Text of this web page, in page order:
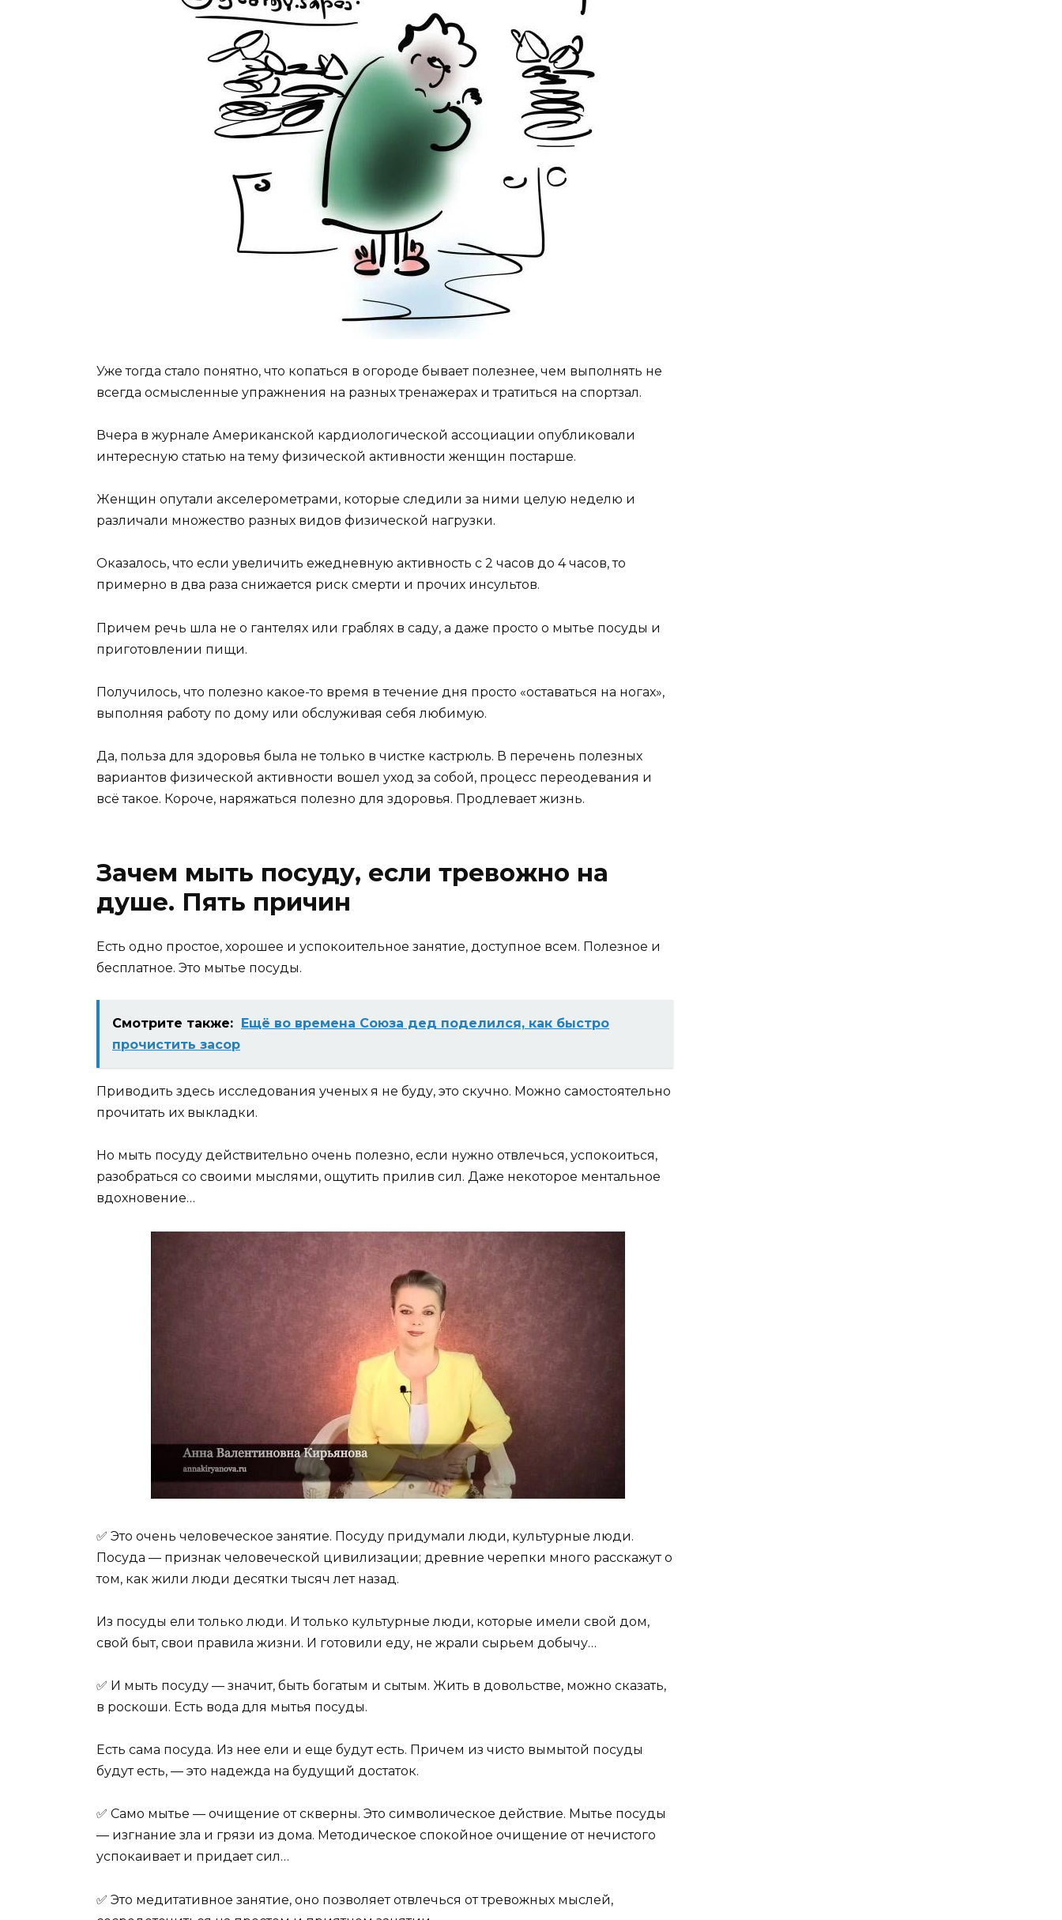
Уже тогда стало понятно, что копаться в огороде бывает полезнее, чем выполнять не
всегда осмысленные упражнения на разных тренажерах и тратиться на спортзал.
Вчера в журнале Американской кардиологической ассоциации опубликовали
интересную статью на тему физической активности женщин постарше.
Женщин опутали акселерометрами, которые следили за ними целую неделю и
различали множество разных видов физической нагрузки.
Оказалось, что если увеличить ежедневную активность с 2 часов до 4 часов, то
примерно в два раза снижается риск смерти и прочих инсультов.
Причем речь шла не о гантелях или граблях в саду, а даже просто о мытье посуды и
приготовлении пищи.
Получилось, что полезно какое-то время в течение дня просто «оставаться на ногах»,
выполняя работу по дому или обслуживая себя любимую.
Да, польза для здоровья была не только в чистке кастрюль. В перечень полезных
вариантов физической активности вошел уход за собой, процесс переодевания и
всё такое. Короче, наряжаться полезно для здоровья. Продлевает жизнь.
Зачем мыть посуду, если тревожно на
душе. Пять причин
Есть одно простое, хорошее и успокоительное занятие, доступное всем. Полезное и
бесплатное. Это мытье посуды.
Смотрите также: Ещё во времена Союза дед поделился, как быстро
прочистить засор
Приводить здесь исследования ученых я не буду, это скучно. Можно самостоятельно
прочитать их выкладки.
Но мыть посуду действительно очень полезно, если нужно отвлечься, успокоиться,
разобраться со своими мыслями, ощутить прилив сил. Даже некоторое ментальное
вдохновение…
✅ Это очень человеческое занятие. Посуду придумали люди, культурные люди.
Посуда — признак человеческой цивилизации; древние черепки много расскажут о
том, как жили люди десятки тысяч лет назад.
Из посуды ели только люди. И только культурные люди, которые имели свой дом,
свой быт, свои правила жизни. И готовили еду, не жрали сырьем добычу…
✅ И мыть посуду — значит, быть богатым и сытым. Жить в довольстве, можно сказать,
в роскоши. Есть вода для мытья посуды.
Есть сама посуда. Из нее ели и еще будут есть. Причем из чисто вымытой посуды
будут есть, — это надежда на будущий достаток.
✅ Само мытье — очищение от скверны. Это символическое действие. Мытье посуды
— изгнание зла и грязи из дома. Методическое спокойное очищение от нечистого
успокаивает и придает сил…
✅ Это медитативное занятие, оно позволяет отвлечься от тревожных мыслей,